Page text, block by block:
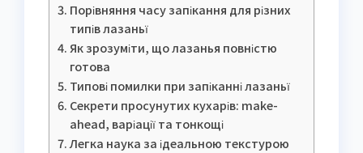
Порівняння часу запікання для різних
типів лазаньї
Як зрозуміти, що лазанья повністю
готова
Типові помилки при запіканні лазаньї
Секрети просунутих кухарів: make-
ahead, варіації та тонкощі
Легка наука за ідеальною текстурою